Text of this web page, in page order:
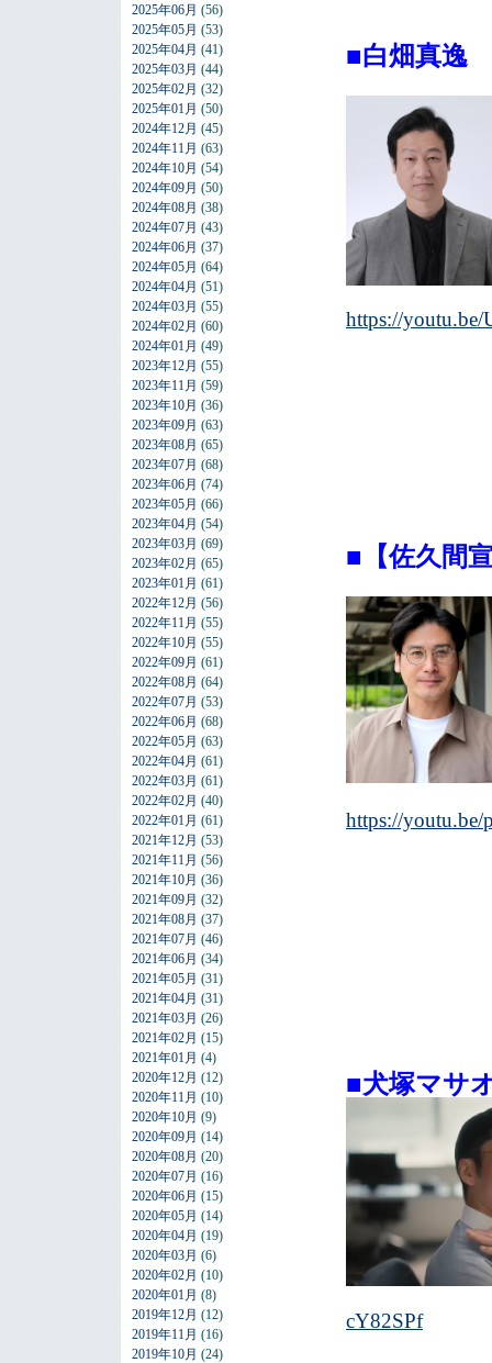
2025年06月 (56)
2025年05月 (53)
2025年04月 (41)
2025年03月 (44)
2025年02月 (32)
2025年01月 (50)
2024年12月 (45)
2024年11月 (63)
2024年10月 (54)
2024年09月 (50)
2024年08月 (38)
2024年07月 (43)
2024年06月 (37)
2024年05月 (64)
2024年04月 (51)
2024年03月 (55)
2024年02月 (60)
2024年01月 (49)
2023年12月 (55)
2023年11月 (59)
2023年10月 (36)
2023年09月 (63)
2023年08月 (65)
2023年07月 (68)
2023年06月 (74)
2023年05月 (66)
2023年04月 (54)
2023年03月 (69)
2023年02月 (65)
2023年01月 (61)
2022年12月 (56)
2022年11月 (55)
2022年10月 (55)
2022年09月 (61)
2022年08月 (64)
2022年07月 (53)
2022年06月 (68)
2022年05月 (63)
2022年04月 (61)
2022年03月 (61)
2022年02月 (40)
2022年01月 (61)
2021年12月 (53)
2021年11月 (56)
2021年10月 (36)
2021年09月 (32)
2021年08月 (37)
2021年07月 (46)
2021年06月 (34)
2021年05月 (31)
2021年04月 (31)
2021年03月 (26)
2021年02月 (15)
2021年01月 (4)
2020年12月 (12)
2020年11月 (10)
2020年10月 (9)
2020年09月 (14)
2020年08月 (20)
2020年07月 (16)
2020年06月 (15)
2020年05月 (14)
2020年04月 (19)
2020年03月 (6)
2020年02月 (10)
2020年01月 (8)
2019年12月 (12)
2019年11月 (16)
2019年10月 (24)
■白畑真逸
https://
■【佐久間
https://
■犬塚マサ
cY82SPf